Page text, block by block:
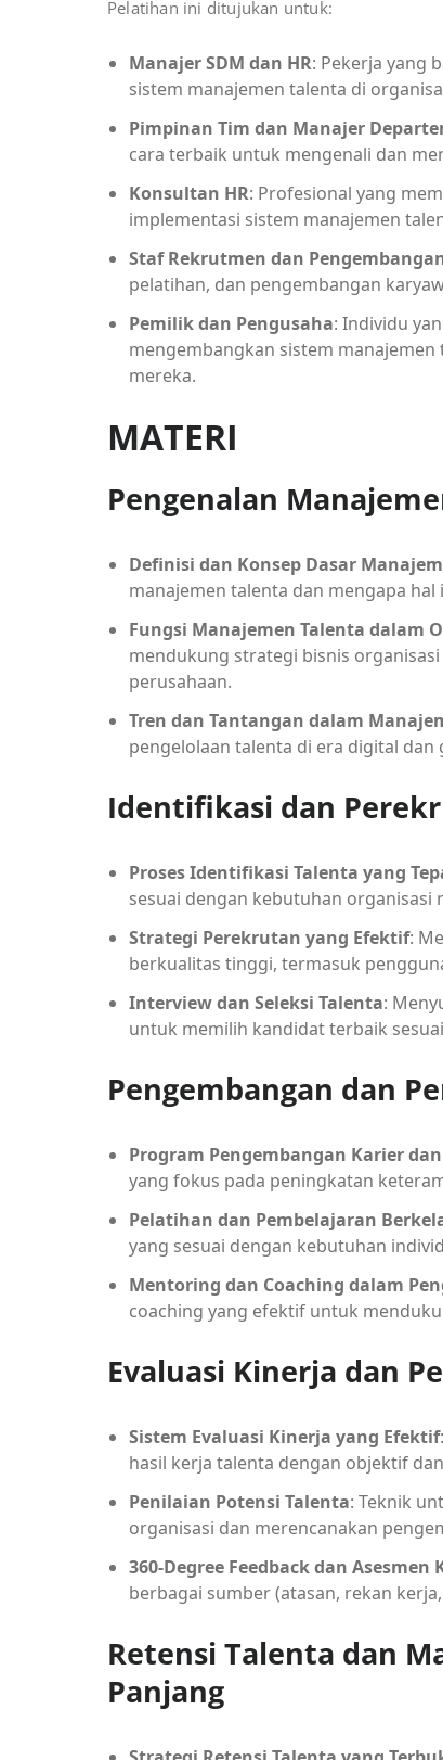
Pelatihan ini ditujukan untuk:
Manajer SDM dan HR: Pekerja yang
sistem manajemen talenta di
Pimpinan Tim dan Manajer
cara terbaik untuk mengenali dan
Konsultan HR: Profesional yang
implementasi sistem manajemen
Staf Rekrutmen dan
pelatihan, dan pengembangan
Pemilik dan Pengusaha: Individu
mengembangkan sistem
mereka.
MATERI
Pengenalan
Definisi dan Konsep Dasar
manajemen talenta dan mengapa
Fungsi Manajemen Talenta dalam
mendukung strategi bisnis
perusahaan.
Tren dan Tantangan dalam
pengelolaan talenta di era digital
Identifikasi dan
Proses Identifikasi Talenta yang
sesuai dengan kebutuhan organisasi
Strategi Perekrutan yang Efektif:
berkualitas tinggi, termasuk
Interview dan Seleksi Talenta:
untuk memilih kandidat terbaik
Pengembangan dan
Program Pengembangan Karier
yang fokus pada peningkatan
Pelatihan dan Pembelajaran
yang sesuai dengan kebutuhan
Mentoring dan Coaching dalam
coaching yang efektif untuk
Evaluasi Kinerja dan
Sistem Evaluasi Kinerja yang Efektif
hasil kerja talenta dengan objektif
Penilaian Potensi Talenta: Teknik
organisasi dan merencanakan
360-Degree Feedback dan Asesmen
berbagai sumber (atasan, rekan
Retensi Talenta dan
Panjang